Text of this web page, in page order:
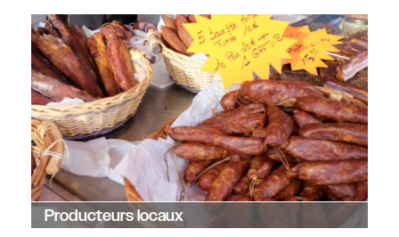
Producteurs locaux